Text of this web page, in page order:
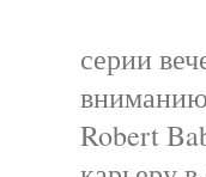
серии
Robert